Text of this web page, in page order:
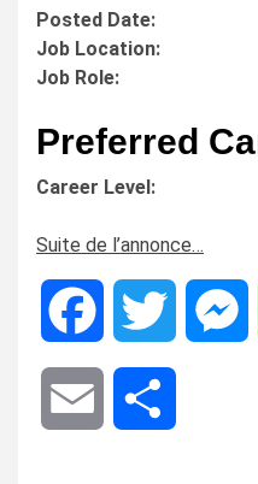
Posted Date:
Job Location:
Job Role:
Preferred
Career Level:
Suite de l’annonce…
Facebook Twitter
Email